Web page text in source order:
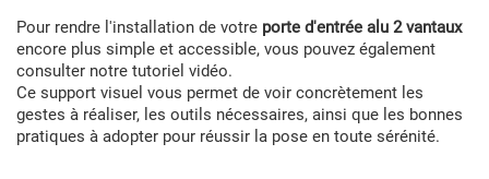
Pour rendre l'installation de votre porte d'entrée alu 2 vantaux
encore plus simple et accessible, vous pouvez également
consulter notre tutoriel vidéo.
Ce support visuel vous permet de voir concrètement les
gestes à réaliser, les outils nécessaires, ainsi que les bonnes
pratiques à adopter pour réussir la pose en toute sérénité.